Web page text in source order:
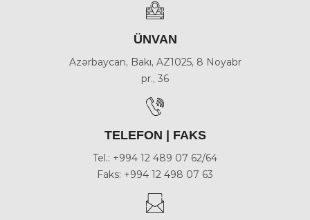
ÜNVAN
Azərbaycan, Bakı, AZ1025, 8 Noyabr
pr., 36
TELEFON | FAKS
Tel.: +994 12 489 07 62/64
Faks: +994 12 498 07 63